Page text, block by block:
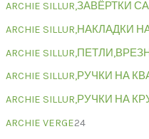
ARCHIE
ARCHIE
ARCHIE
ARCHIE SILLUR,РУЧКИ НА
ARCHIE SILLUR,РУЧКИ НА
ARCHIE VERGE24